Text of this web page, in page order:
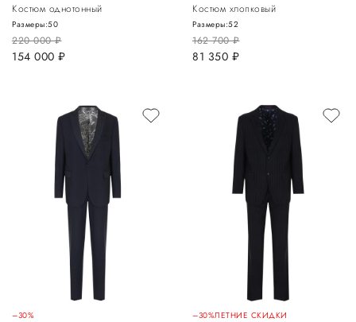
Костюм однотонный
220 000руб.
154 000 руб.
Размеры:50
Костюм хлопковый
162 700руб.
81 350 руб.
Размеры:52
–30% –30%ЛЕТНИЕ СКИДКИ